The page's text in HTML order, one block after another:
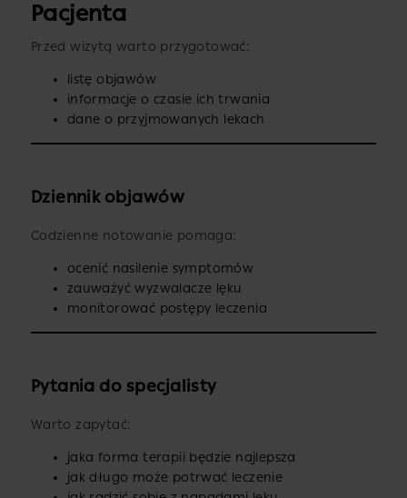
Pacjenta
Przed wizytą warto przygotować:
listę objawów
informacje o czasie ich trwania
dane o przyjmowanych lekach
Dziennik objawów
Codzienne notowanie pomaga:
ocenić nasilenie symptomów
zauważyć wyzwalacze lęku
monitorować postępy leczenia
Pytania do specjalisty
Warto zapytać:
jaka forma terapii będzie najlepsza
jak długo może potrwać leczenie